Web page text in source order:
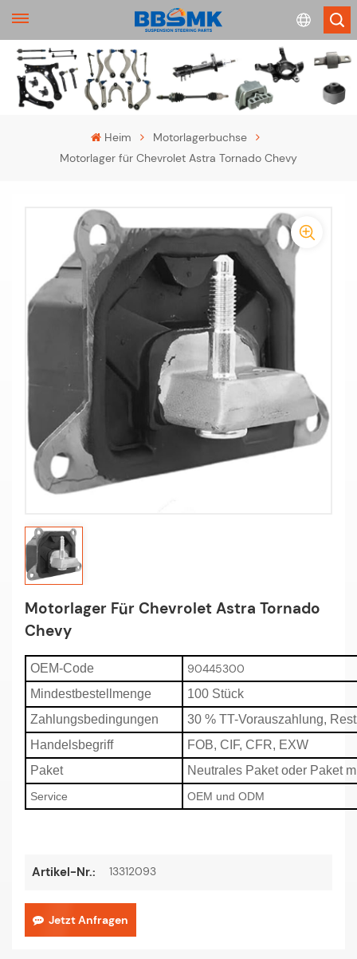
English
français
español
português
Heim
Motorlagerbuchse
Motorlager für Chevrolet Astra Tornado Chevy
Motorlager Für Chevrolet Astra Tornado
Chevy
OEM-Code 90445300
Mindestbestellmenge
100 Stück
Zahlungsbedingungen
30 % TT-Vorauszahlung,
Handelsbegriff
FOB, CIF, CFR, EXW
Paket
Neutrales Paket oder Paket
Service OEM und ODM
Artikel-Nr.: 13312093
Jetzt Anfragen